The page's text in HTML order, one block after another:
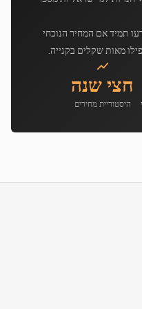
תמיד אם המחיר הנוכחי
מאות שקלים בקנייה.
חצי שנה
היסטוריית מחירים